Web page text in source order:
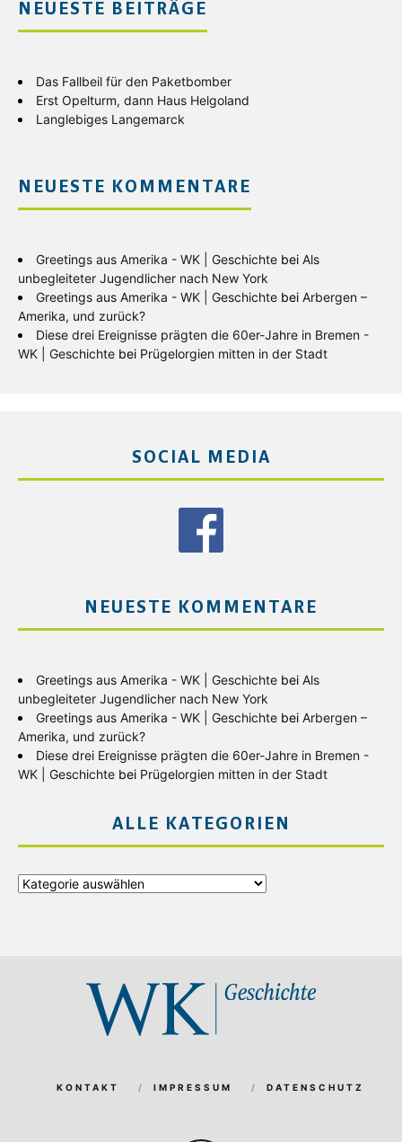
NEUESTE BEITRÄGE
Das Fallbeil für den Paketbomber
Erst Opelturm, dann Haus Helgoland
Langlebiges Langemarck
NEUESTE KOMMENTARE
Greetings aus Amerika - WK | Geschichte bei Als
unbegleiteter Jugendlicher nach New York
Greetings aus Amerika - WK | Geschichte bei Arbergen –
Amerika, und zurück?
Diese drei Ereignisse prägten die 60er-Jahre in Bremen -
WK | Geschichte bei Prügelorgien mitten in der Stadt
SOCIAL MEDIA
NEUESTE KOMMENTARE
Greetings aus Amerika - WK | Geschichte bei Als
unbegleiteter Jugendlicher nach New York
Greetings aus Amerika - WK | Geschichte bei Arbergen –
Amerika, und zurück?
Diese drei Ereignisse prägten die 60er-Jahre in Bremen -
WK | Geschichte bei Prügelorgien mitten in der Stadt
ALLE KATEGORIEN
Alle
KONTAKT IMPRESSUM DATENSCHUTZ